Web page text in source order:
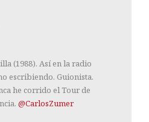
(1988). Así en la radio
escribiendo. Guionista.
he corrido el Tour de
@CarlosZumer